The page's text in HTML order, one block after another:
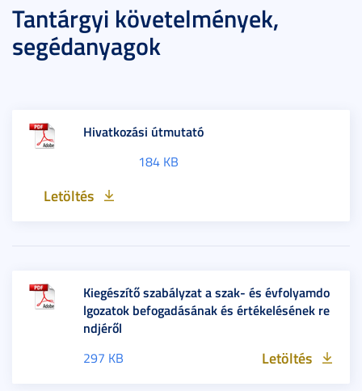
Tantárgyi követelmények,
segédanyagok
Hivatkozási útmutató
184 KB
Letöltés
Kiegészítő szabályzat a szak- és évfolyamdo
lgozatok befogadásának és értékelésének re
ndjéről
297 KB Letöltés